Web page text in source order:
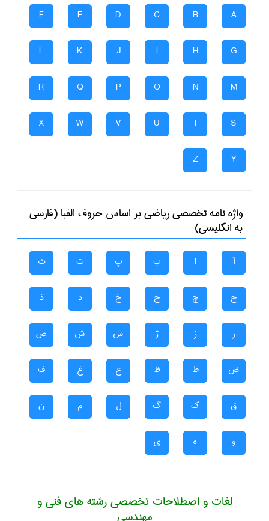
A
B
C
D
E
F
G
H
I
J
K
L
M
N
O
P
Q
R
S
T
U
V
W
X
Y
Z
واژه نامه تخصصیرياضیبر اساس حروف الفبا (فارسی
به انگلیسی)
آ ا ب پ ت ث
ج چ ح خ د ذ
ر ز ژ س ش ص
ض ط ظ ع غ ف
ق ک گ ل م ن
و ه ی
لغات و اصطلاحات تخصصی رشته های فنی و